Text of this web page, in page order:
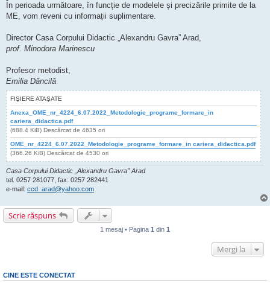
În perioada următoare, în funcție de modelele și precizările primite de la
ME, vom reveni cu informații suplimentare.
Director Casa Corpului Didactic „Alexandru Gavra” Arad,
prof. Minodora Marinescu
Profesor metodist,
Emilia Dăncilă
FIŞIERE ATAŞATE
Anexa_OME_nr_4224_6.07.2022_Metodologie_programe_formare_in
cariera_didactica.pdf
(688.4 KiB) Descărcat de 4635 ori
OME_nr_4224_6.07.2022_Metodologie_programe_formare_in cariera_didactica.pdf
(366.26 KiB) Descărcat de 4530 ori
Casa Corpului Didactic „Alexandru Gavra” Arad
tel. 0257 281077, fax: 0257 282441
e-mail: ccd_arad@yahoo.com
Scrie răspuns
1 mesaj • Pagina 1 din 1
Mergi la
CINE ESTE CONECTAT